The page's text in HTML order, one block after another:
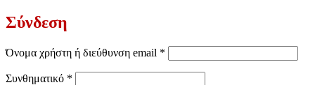
Σύνδεση
Όνομα χρήστη ή διεύθυνση email *
Συνθηματικό *